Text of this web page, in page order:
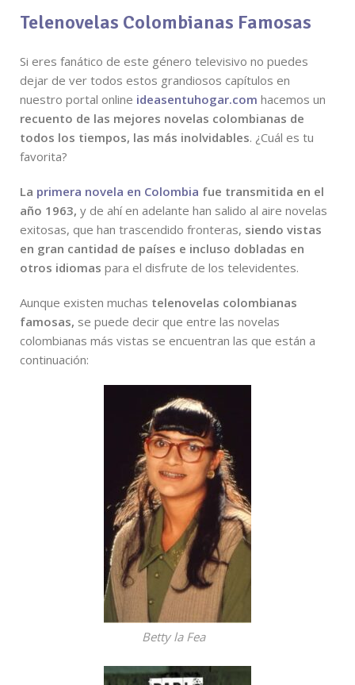
Telenovelas Colombianas Famosas
Si eres fanático de este género televisivo no puedes
dejar de ver todos estos grandiosos capítulos en
nuestro portal online ideasentuhogar.com hacemos un
recuento de las mejores novelas colombianas de
todos los tiempos, las más inolvidables. ¿Cuál es tu
favorita?
La primera novela en Colombia fue transmitida en el
año 1963, y de ahí en adelante han salido al aire novelas
exitosas, que han trascendido fronteras, siendo vistas
en gran cantidad de países e incluso dobladas en
otros idiomas para el disfrute de los televidentes.
Aunque existen muchas telenovelas colombianas
famosas, se puede decir que entre las novelas
colombianas más vistas se encuentran las que están a
continuación:
Betty la Fea